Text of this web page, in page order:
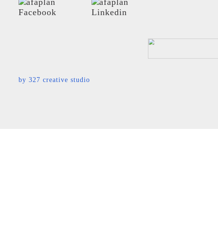
by 327 creative studio